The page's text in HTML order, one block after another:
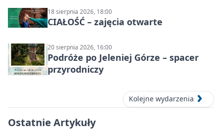
18 sierpnia 2026, 18:00
CIAŁOŚĆ – zajęcia otwarte
20 sierpnia 2026, 16:00
Podróże po Jeleniej Górze – spacer
przyrodniczy
Kolejne wydarzenia
Ostatnie Artykuły